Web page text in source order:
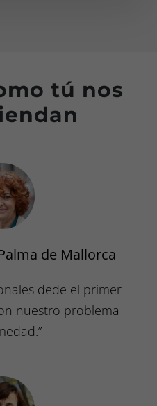
tú nos
de Mallorca
dede el primer
nuestro problema